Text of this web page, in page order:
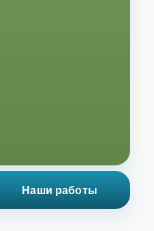
Наши работы